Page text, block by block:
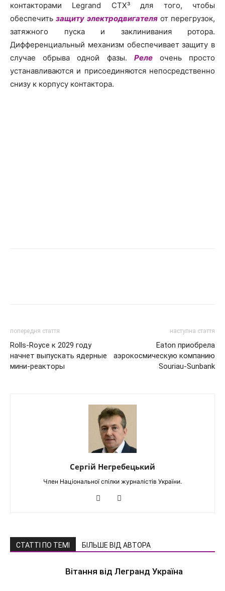
контакторами Legrand CTX³ для того, чтобы
обеспечитьзащиту электродвигателяот перегрузок,
затяжного пуска и заклинивания ротора.
Дифференциальный механизм обеспечивает защиту в
случае обрыва одной фазы. Релеочень просто
устанавливаются и присоединяются непосредственно
снизу к корпусу контактора.
попередня стаття
Rolls-Royce к 2029 году
начнет выпускать ядерные
мини-реакторы
наступна стаття
Eaton приобрела
аэрокосмическую компанию
Souriau-Sunbank
Сергій Негребецький
Член Національної спілки журналістів України.
СТАТТІ ПО ТЕМІ БІЛЬШЕ ВІД АВТОРА
Вітання від Легранд Україна